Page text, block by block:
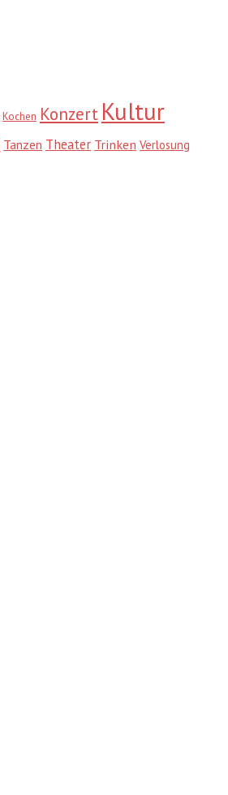
Kochen Konzert Kultur
Tanzen Theater Trinken Verlosung